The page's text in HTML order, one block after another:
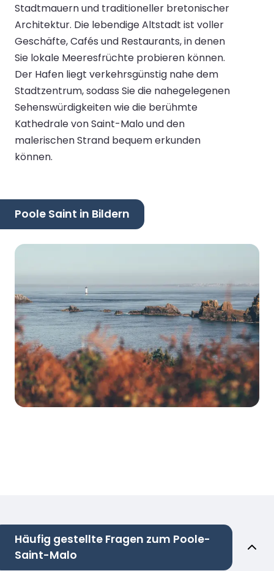
Stadtmauern und traditioneller bretonischer
Architektur. Die lebendige Altstadt ist voller
Geschäfte, Cafés und Restaurants, in denen
Sie lokale Meeresfrüchte probieren können.
Der Hafen liegt verkehrsgünstig nahe dem
Stadtzentrum, sodass Sie die nahegelegenen
Sehenswürdigkeiten wie die berühmte
Kathedrale von Saint-Malo und den
malerischen Strand bequem erkunden
können.
Poole Saint in Bildern
Häufig gestellte Fragen zum Poole-
Saint-Malo